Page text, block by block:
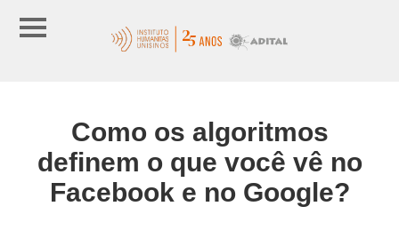
Como os algoritmos
definem o que você vê no
Facebook e no Google?